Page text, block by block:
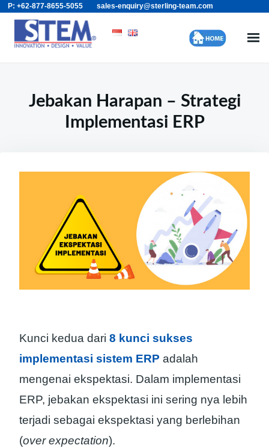
Skip
content
Search
for:
P: +62-877-8655-5055 sales-enquiry@sterling-team.com
Jebakan Harapan – Strategi
Implementasi ERP
Kunci kedua dari 8 kunci sukses
implementasi sistem ERP adalah
mengenai ekspektasi. Dalam implementasi
ERP, jebakan ekspektasi ini sering nya lebih
terjadi sebagai ekspektasi yang berlebihan
(over expectation).